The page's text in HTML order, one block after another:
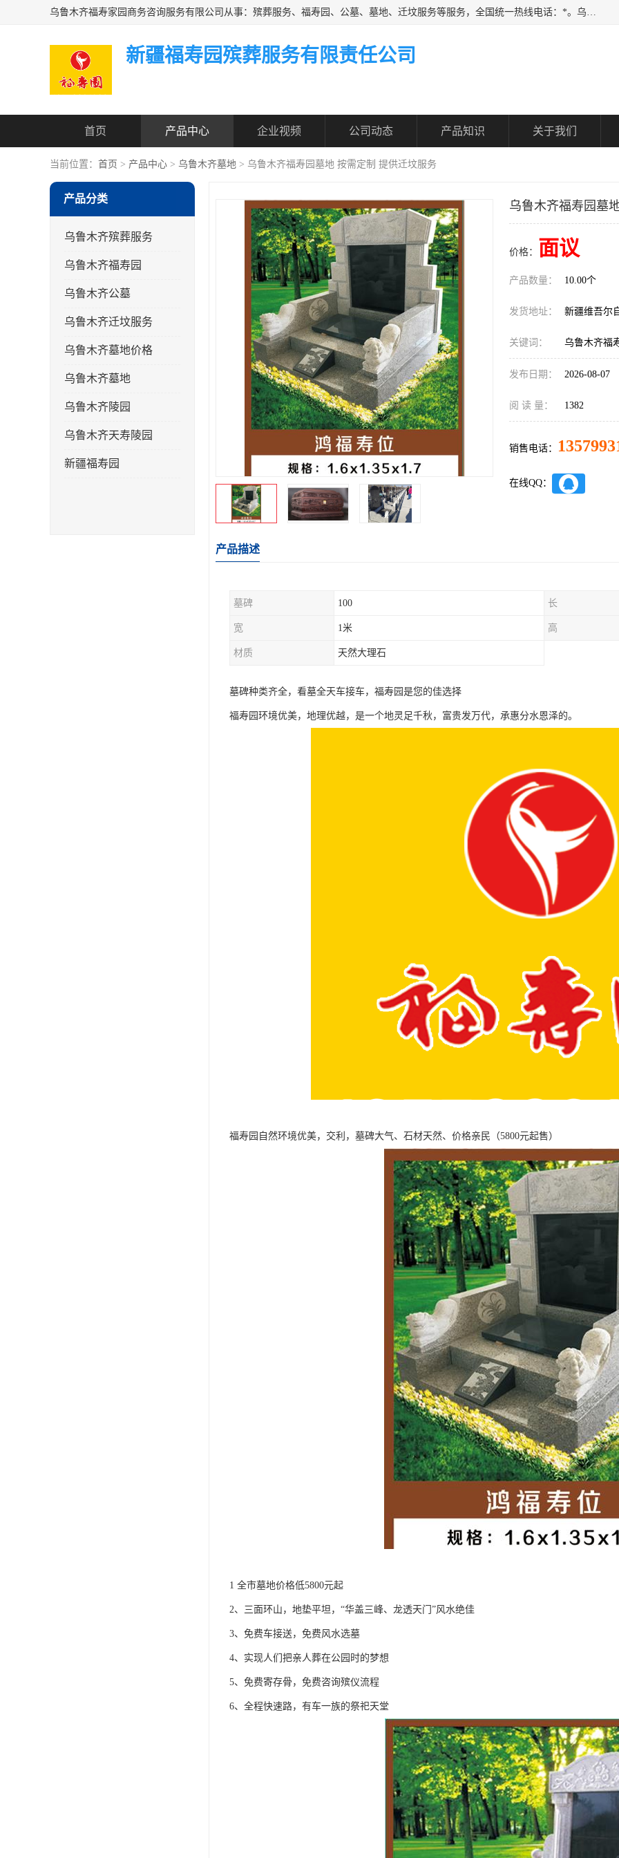
乌鲁木齐福寿家园商务咨询服务有限公司从事：殡葬服务、福寿园、公墓、墓地、迁坟服务等服务，全国统一热线电话：*。乌鲁木齐福寿家园商务咨询服务有限公司提供多种一条龙服务套餐，满足各阶层的实际需求。实实在在做到省心、省力、省钱。
新疆福寿园殡葬服务有限责任公司
首页 产品中心 企业视频 公司动态 产品知识 关于我们
当前位置： 首页 > 产品中心 > 乌鲁木齐墓地 > 乌鲁木齐福寿园墓地 按需定制 提供迁坟服务
产品分类
乌鲁木齐殡葬服务
乌鲁木齐福寿园
乌鲁木齐公墓
乌鲁木齐迁坟服务
乌鲁木齐墓地价格
乌鲁木齐墓地
乌鲁木齐陵园
乌鲁木齐天寿陵园
新疆福寿园
乌鲁木齐福寿园墓
价格： 面议
产品数量： 10.00个
发货地址： 新疆维吾尔
关键词： 乌鲁木齐福
发布日期： 2026-08-07
阅 读 量： 1382
销售电话：
在线QQ：
产品描述
墓碑 100 长
宽 1米 高
材质 天然大理石
墓碑种类齐全，看墓全天车接车，福寿园是您的佳选择
福寿园环境优美，地理优越，是一个地灵足千秋，富贵发万代，承惠分水恩泽的。
福寿园自然环境优美，交利，墓碑大气、石材天然、价格亲民（5800元起售）
1 全市墓地价格低5800元起
2、三面环山，地垫平坦，“华盖三峰、龙透天门”风水绝佳
3、免费车接送，免费风水选墓
4、实现人们把亲人葬在公园时的梦想
5、免费寄存骨，免费咨询殡仪流程
6、全程快速路，有车一族的祭祀天堂